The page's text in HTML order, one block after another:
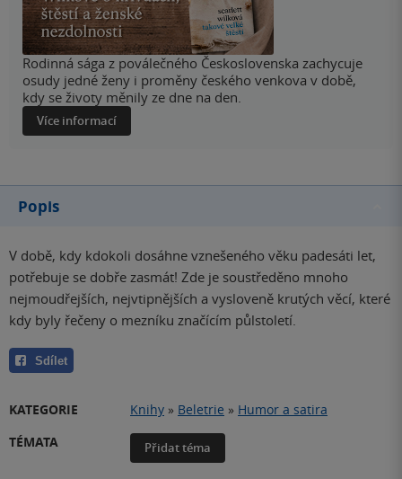
Rodinná sága z poválečného Československa zachycuje
osudy jedné ženy i proměny českého venkova v době,
kdy se životy měnily ze dne na den.
Více informací
Popis
V době, kdy kdokoli dosáhne vznešeného věku padesáti let,
potřebuje se dobře zasmát! Zde je soustředěno mnoho
nejmoudřejších, nejvtipnějších a vysloveně krutých věcí, které
kdy byly řečeny o mezníku značícím půlstoletí.
Sdílet
KATEGORIE Knihy » Beletrie » Humor a satira
TÉMATA
Přidat téma